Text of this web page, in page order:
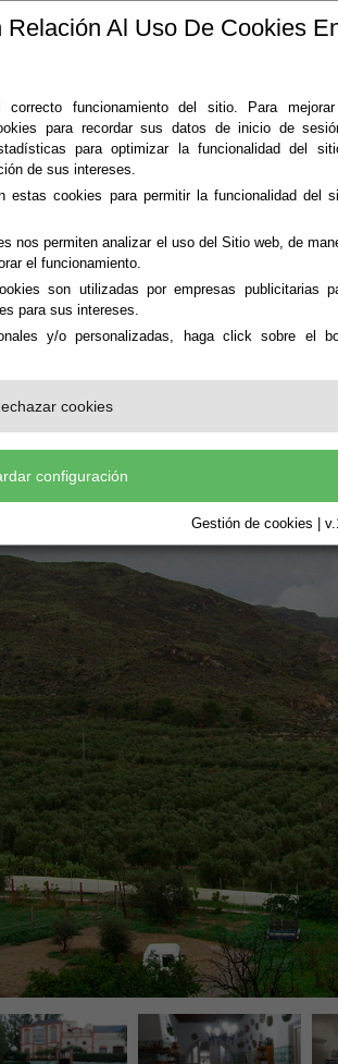
Al Uso De Cookies
funcionamiento del sitio. Para
para recordar sus datos de inicio de
para optimizar la funcionalidad del
de sus intereses.
estas cookies para permitir la funcionalidad del
nos permiten analizar el uso del Sitio web, de
el funcionamiento.
son utilizadas por empresas publicitarias
para sus intereses.
y/o personalizadas, haga click sobre el
cookies
configuración
Gestión de cookies |